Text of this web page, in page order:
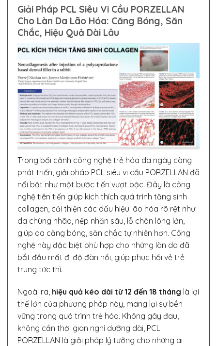
Giải Pháp PCL Siêu Vi Cầu PORZELLAN
Cho Làn Da Lão Hóa: Căng Bóng, Săn
Chắc, Hiệu Quả Dài Lâu
Trong bối cảnh công nghệ trẻ hóa da ngày càng
phát triển, giải pháp PCL siêu vi cầu PORZELLAN đã
nổi bật như một bước tiến vượt bậc. Đây là công
nghệ tiên tiến giúp kích thích quá trình tăng sinh
collagen, cải thiện các dấu hiệu lão hóa rõ rệt như
da chùng nhão, nếp nhăn sâu, lỗ chân lông lớn,
giúp da căng bóng, săn chắc tự nhiên hơn. Công
nghệ này đặc biệt phù hợp cho những làn da đã
bắt đầu mất đi độ đàn hồi, giúp phục hồi vẻ trẻ
trung tức thì.
Ngoài ra, hiệu quả kéo dài từ 12 đến 18 tháng là lợi
thế lớn của phương pháp này, mang lại sự bền
vững trong quá trình trẻ hóa. Không gây đau,
không cần thời gian nghỉ dưỡng dài, PCL
PORZELLAN là giải pháp lý tưởng cho những ai